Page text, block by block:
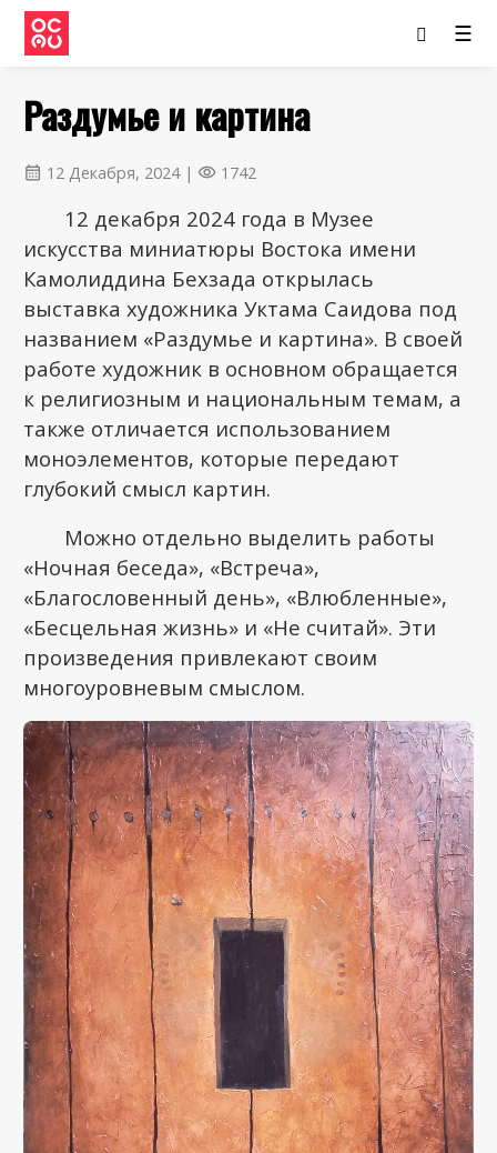
☰
Раздумье и картина
calendar_month 12 Декабря, 2024 | visibility 1742
12 декабря 2024 года в Музее
искусства миниатюры Востока имени
Камолиддина Бехзада открылась
выставка художника Уктама Саидова под
названием «Раздумье и картина». В своей
работе художник в основном обращается
к религиозным и национальным темам, а
также отличается использованием
моноэлементов, которые передают
глубокий смысл картин.
Можно отдельно выделить работы
«Ночная беседа», «Встреча»,
«Благословенный день», «Влюбленные»,
«Бесцельная жизнь» и «Не считай». Эти
произведения привлекают своим
многоуровневым смыслом.